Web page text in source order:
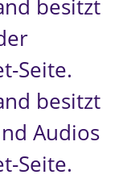
besitzt
Seite.
besitzt
Audios
Seite.